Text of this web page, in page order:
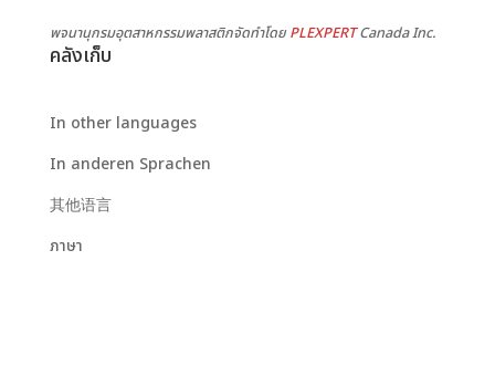
พจนานุกรมอุตสาหกรรมพลาสติกจัดทำโดยPLEXPERTCanada Inc.
คลังเก็บ
In other languages
In anderen Sprachen
其他语言
ภาษา